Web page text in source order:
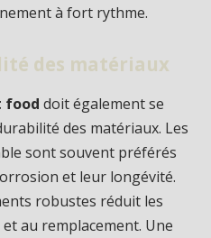
à fort rythme.
des matériaux
food doit également se
des matériaux. Les
sont souvent préférés
et leur longévité.
robustes réduit les
au remplacement. Une